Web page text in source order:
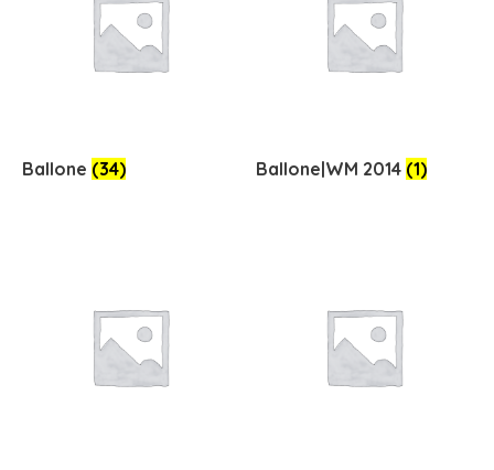
Ballone (34) Ballone|WM 2014 (1)